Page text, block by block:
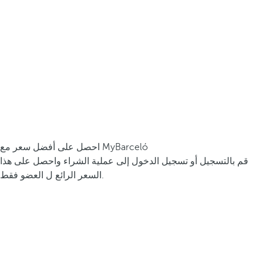
احصل على أفضل سعر مع MyBarceló
قم بالتسجيل أو تسجيل الدخول إلى عملية الشراء واحصل على هذا
السعر الرائع ل العضو فقط.